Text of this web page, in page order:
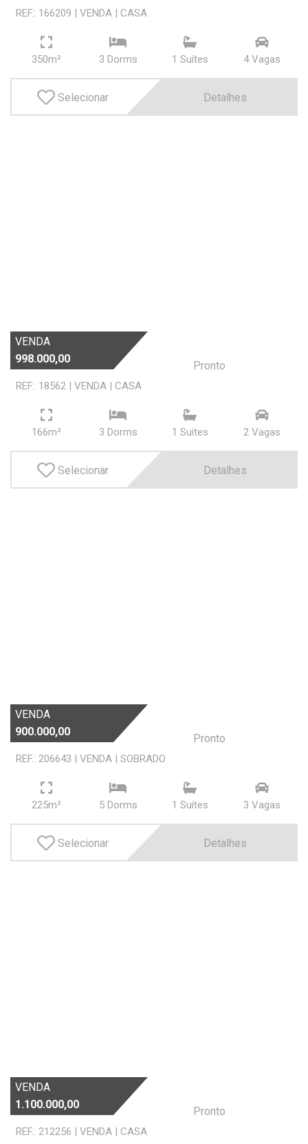
REF.: 166209 | VENDA | CASA
350m² 3 Dorms 1 Suí­tes 4 Vagas
Selecionar Detalhes
VENDA
998.000,00
Pronto
REF.: 18562 | VENDA | CASA
166m² 3 Dorms 1 Suí­tes 2 Vagas
Selecionar Detalhes
VENDA
900.000,00
Pronto
REF.: 206643 | VENDA | SOBRADO
225m² 5 Dorms 1 Suí­tes 3 Vagas
Selecionar Detalhes
VENDA
1.100.000,00
Pronto
REF.: 212256 | VENDA | CASA